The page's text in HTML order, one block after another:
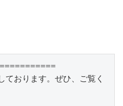
ております。ぜひ、ご覧く